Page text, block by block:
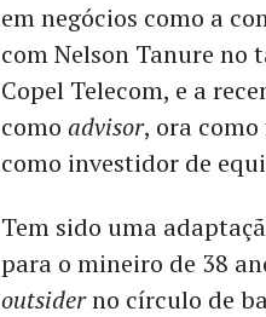
em negócios como a
com Nelson Tanure no
Copel Telecom, e a
como advisor, ora
como investidor de
Tem sido uma
para o mineiro de 38
outsiderno círculo de